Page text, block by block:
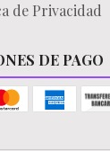
de Privacidad
DE PAGO